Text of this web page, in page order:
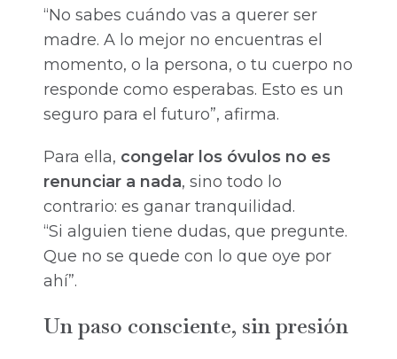
“No sabes cuándo vas a querer ser
madre. A lo mejor no encuentras el
momento, o la persona, o tu cuerpo no
responde como esperabas. Esto es un
seguro para el futuro”, afirma.
Para ella, congelar los óvulos no es
renunciar a nada, sino todo lo
contrario: es ganar tranquilidad.
“Si alguien tiene dudas, que pregunte.
Que no se quede con lo que oye por
ahí”.
Un paso consciente, sin presión